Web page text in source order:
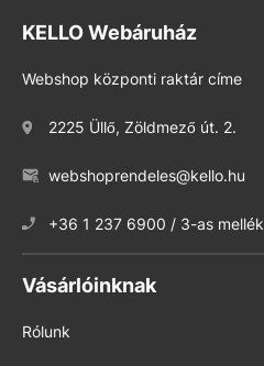
KELLO Webáruház
Webshop központi raktár címe
2225 Üllő, Zöldmező út. 2.
webshoprendeles@kello.hu
+36 1 237 6900 / 3-as mellék
Vásárlóinknak
Rólunk